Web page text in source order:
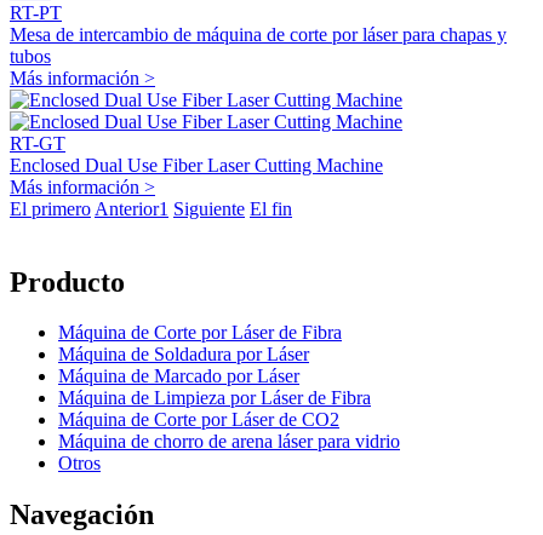
RT-PT
Mesa de intercambio de máquina de corte por láser para chapas y
tubos
Más información >
RT-GT
Enclosed Dual Use Fiber Laser Cutting Machine
Más información >
El primero Anterior1 Siguiente El fin
Producto
Máquina de Corte por Láser de Fibra
Máquina de Soldadura por Láser
Máquina de Marcado por Láser
Máquina de Limpieza por Láser de Fibra
Máquina de Corte por Láser de CO2
Máquina de chorro de arena láser para vidrio
Otros
Navegación